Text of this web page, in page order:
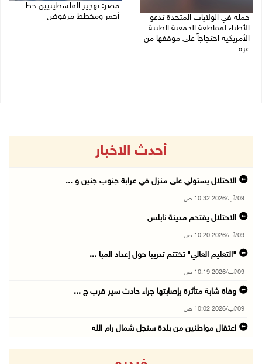
حملة في الولايات المتحدة تدعو
الأطباء لمقاطعة الجمعية الطبية
الأمريكية احتجاجاً على موقفها من
غزة
مصر: تهجير الفلسطينيين خط
أحمر ومخطط مرفوض
أحدث الاخبار
الاحتلال يستولي على منزل في عرابة جنوب جنين و ...
09/آب/2026 10:32 ص
الاحتلال يقتحم مدينة نابلس
09/آب/2026 10:20 ص
"التعليم العالي" تختتم تدريبا حول إعداد المبا ...
09/آب/2026 10:19 ص
وفاة شابة متأثرة بإصابتها جراء حادث سير قرب ج ...
09/آب/2026 10:02 ص
اعتقال مواطنين من بلدة سنجل شمال رام الله